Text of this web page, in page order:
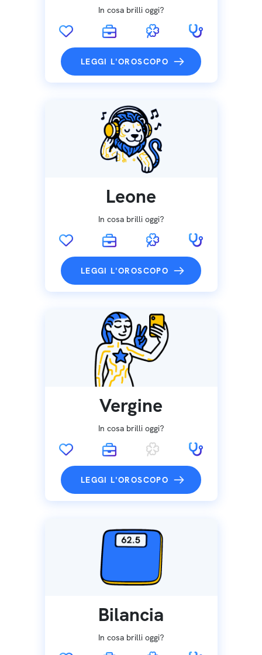
In cosa brilli oggi?
LEGGI L'OROSCOPO
Leone
In cosa brilli oggi?
LEGGI L'OROSCOPO
Vergine
In cosa brilli oggi?
LEGGI L'OROSCOPO
Bilancia
In cosa brilli oggi?